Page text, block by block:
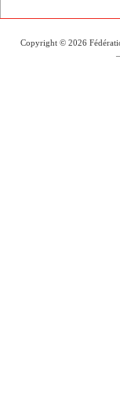
Copyright © 2026
–